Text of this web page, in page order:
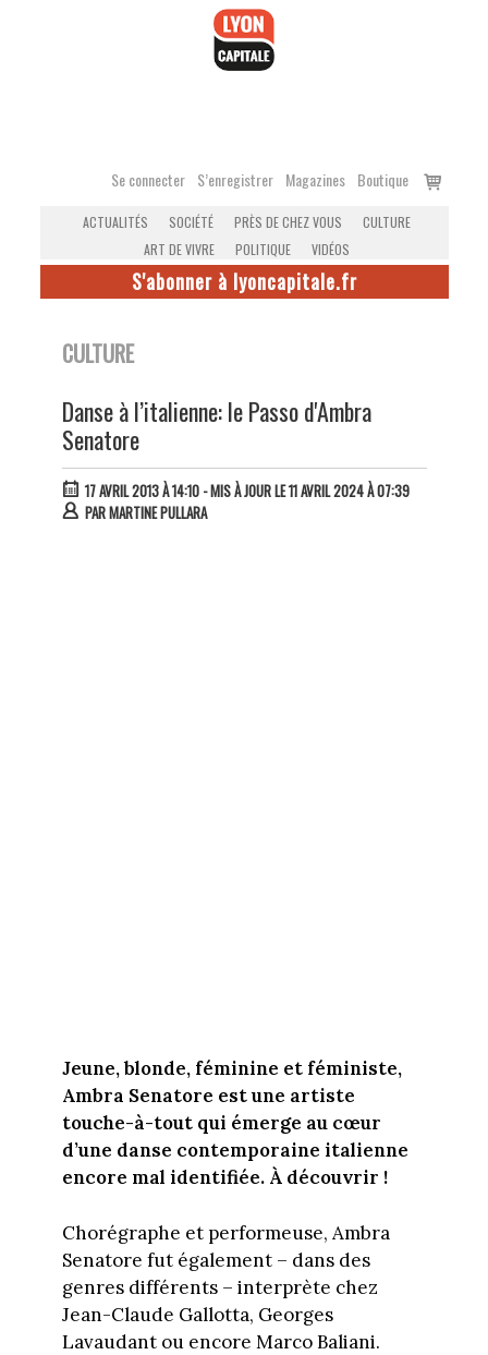
Se connecter S’enregistrer Magazines Boutique
Voir
ACTUALITÉS SOCIÉTÉ PRÈS DE CHEZ VOUS
CULTURE
ART DE VIVRE
POLITIQUE VIDÉOS
S'abonner à lyoncapitale.fr
CULTURE
Danse à l’italienne: le Passo d'Ambra
Senatore
17 AVRIL 2013 À 14:10- MIS À JOUR LE 11 AVRIL 2024 À 07:39
PARMARTINE PULLARA
Jeune, blonde, féminine et féministe,
Ambra Senatore est une artiste
touche-à-tout qui émerge au cœur
d’une danse contemporaine italienne
encore mal identifiée. À découvrir !
Chorégraphe et performeuse, Ambra
Senatore fut également – dans des
genres différents – interprète chez
Jean-Claude Gallotta, Georges
Lavaudant ou encore Marco Baliani.